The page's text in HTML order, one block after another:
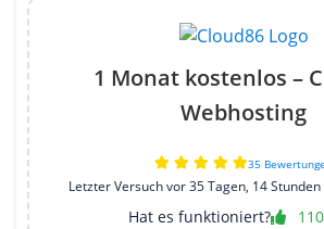
1 Monat kostenlos –
Webhosting
35
Letzter Versuch vor 35 Tagen, 14
Hat es funktioniert? 110